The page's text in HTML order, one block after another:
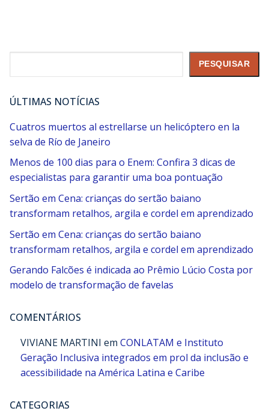
PESQUISAR
ÚLTIMAS NOTÍCIAS
Cuatros muertos al estrellarse un helicóptero en la
selva de Río de Janeiro
Menos de 100 dias para o Enem: Confira 3 dicas de
especialistas para garantir uma boa pontuação
Sertão em Cena: crianças do sertão baiano
transformam retalhos, argila e cordel em aprendizado
Sertão em Cena: crianças do sertão baiano
transformam retalhos, argila e cordel em aprendizado
Gerando Falcões é indicada ao Prêmio Lúcio Costa por
modelo de transformação de favelas
COMENTÁRIOS
VIVIANE MARTINI em CONLATAM e Instituto
Geração Inclusiva integrados em prol da inclusão e
acessibilidade na América Latina e Caribe
CATEGORIAS